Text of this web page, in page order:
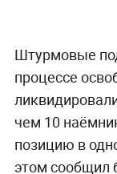
Штурмовые
процессе
чем 10
позицию в
этом сообщил